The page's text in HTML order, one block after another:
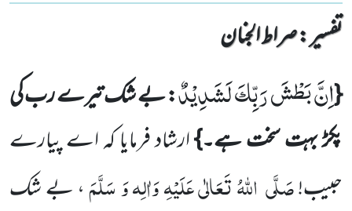
تفسیر : ‎صراط الجنان
{اِنَّ بَطْشَ رَبِّكَ لَشَدِیْدٌ: بے شک تیرے رب کی
پکڑ بہت سخت ہے۔}ارشاد فرمایا کہ اے پیارے
حبیب!صَلَّی اللّٰہُ تَعَالٰی عَلَیْہِ وَاٰلِہ وَ سَلَّمَ، بے شک